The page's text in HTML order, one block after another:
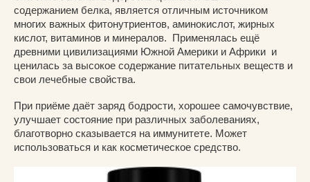
содержанием белка, является отличным источником
многих важных фитонутриентов, аминокислот, жирных
кислот, витаминов и минералов. Применялась ещё
древними цивилизациями Южной Америки и Африки и
ценилась за высокое содержание питательных веществ и
свои лечебные свойства.
При приёме даёт заряд бодрости, хорошее самочувствие,
улучшает состояние при различных заболеваниях,
благотворно сказывается на иммунитете. Может
использоваться и как косметическое средство.